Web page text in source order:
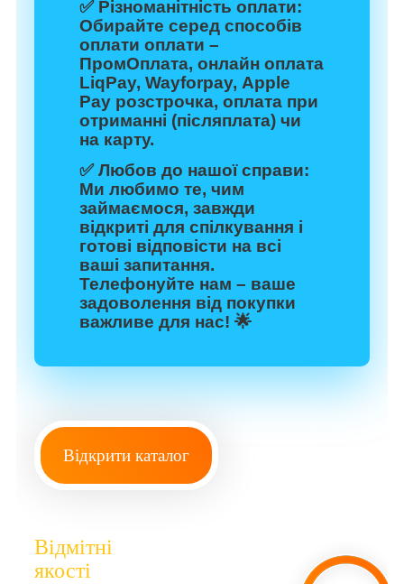
✅ Різноманітність оплати:
Обирайте серед способів
оплати оплати –
ПромОплата, онлайн оплата
LiqPay, Wayforpay, Apple
Pay розстрочка, оплата при
отриманні (післяплата) чи
на карту.
✅Любов до нашої справи:
Ми любимо те, чим
займаємося, завжди
відкриті для спілкування і
готові відповісти на всі
ваші запитання.
Телефонуйте нам – ваше
задоволення від покупки
важливе для нас! 🌟
Відкрити каталог
Відмітні
якості